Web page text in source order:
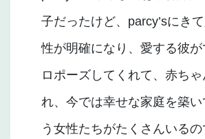
子だったけど、parcy’sにき
性が明確になり、愛する彼
ロポーズしてくれて、赤ちゃ
れ、今では幸せな家庭を築
う女性たちがたくさんいるの